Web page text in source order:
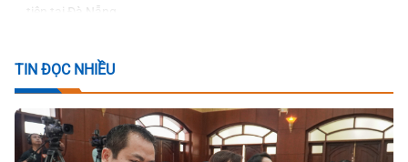
tiên tại Đà Nẵng
TIN ĐỌC NHIỀU